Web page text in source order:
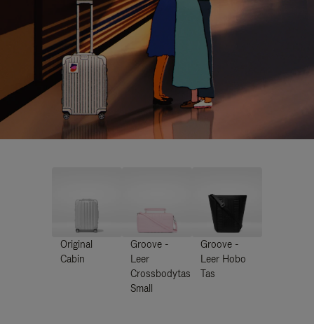
Original
Cabin
Groove -
Leer
Crossbodytas
Small
Groove -
Leer Hobo
Tas